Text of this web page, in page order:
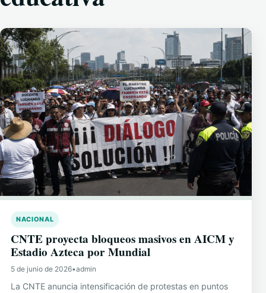
NACIONAL
CNTE proyecta bloqueos masivos en AICM y
Estadio Azteca por Mundial
5 de junio de 2026•admin
La CNTE anuncia intensificación de protestas en puntos